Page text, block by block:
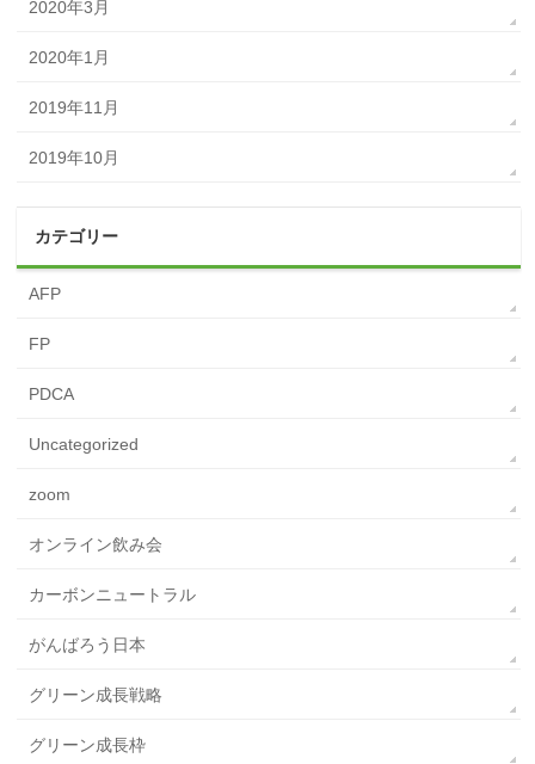
2020年3月
2020年1月
2019年11月
2019年10月
カテゴリー
AFP
FP
PDCA
Uncategorized
zoom
オンライン飲み会
カーボンニュートラル
がんばろう日本
グリーン成長戦略
グリーン成長枠